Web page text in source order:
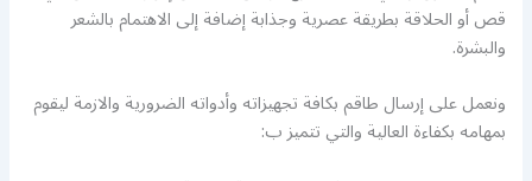
قص أو الحلاقة بطريقة عصرية وجذابة إضافة إلى الاهتمام بالشعر
والبشرة.
ونعمل على إرسال طاقم بكافة تجهيزاته وأدواته الضرورية والازمة ليقوم
بمهامه بكفاءة العالية والتي تتميز ب: